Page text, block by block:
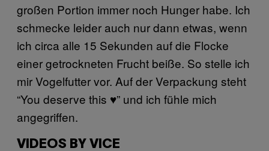
großen Portion immer noch Hunger habe. Ich
schmecke leider auch nur dann etwas, wenn
ich circa alle 15 Sekunden auf die Flocke
einer getrockneten Frucht beiße. So stelle ich
mir Vogelfutter vor. Auf der Verpackung steht
“You deserve this ♥” und ich fühle mich
angegriffen.
VIDEOS BY VICE